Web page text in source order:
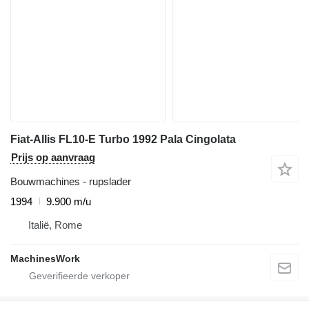
Fiat-Allis FL10-E Turbo 1992 Pala Cingolata
Prijs op aanvraag
Bouwmachines - rupslader
1994
9.900 m/u
Italië, Rome
MachinesWork